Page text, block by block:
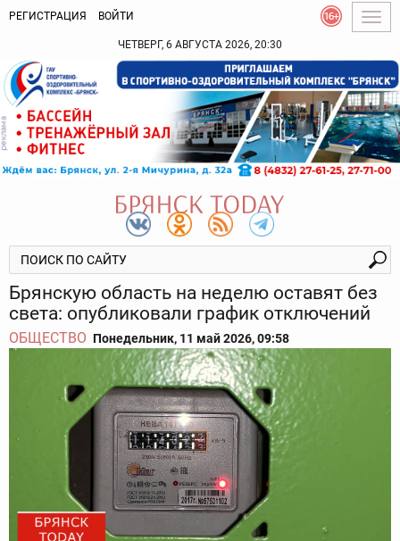
РЕГИСТРАЦИЯ ВОЙТИ
ЧЕТВЕРГ, 6 АВГУСТА 2026, 20:30
Брянскую область на неделю оставят без
света: опубликовали график отключений
ОБЩЕСТВО Понедельник, 11 май 2026, 09:58